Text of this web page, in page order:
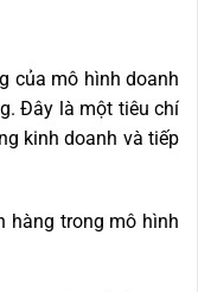
của mô hình doanh
Đây là một tiêu chí
kinh doanh và tiếp
hàng trong mô hình